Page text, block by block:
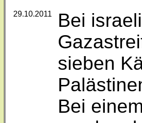
29.10.2011
Bei
sieben
Bei